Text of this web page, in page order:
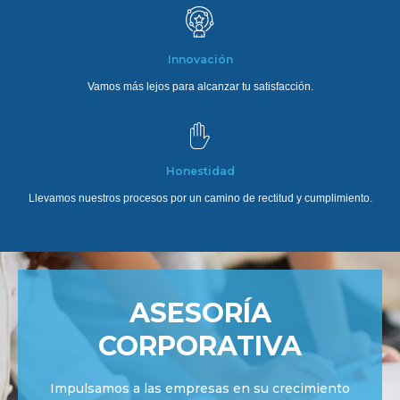
Innovación
Vamos más lejos para alcanzar tu satisfacción.
Honestidad
Llevamos nuestros procesos por un camino de rectitud y cumplimiento.
OPERACIONES
INMOBILIARIAS
Procedimientos claros y estructurados
DECLARACIÓN
DE IMPUESTOS
Trabajamos en equipo para brindarles un
ASESORÍA
CORPORATIVA
Impulsamos a las empresas en su crecimiento
GESTORÍA Y
TRÁMITES
Realizamos gestiones y trámites
OPERACIONES
INMOBILIARIAS
Procedimientos claros y estructurados
DECLARACIÓN
DE IMPUESTOS
Trabajamos en equipo para brindarles un